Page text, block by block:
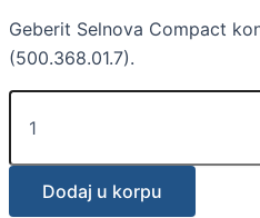
Geberit Selnova Compact
(500.368.01.7).
Dodaj u korpu